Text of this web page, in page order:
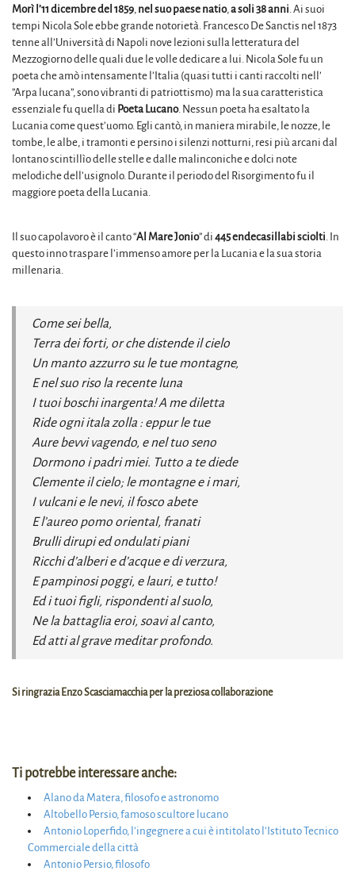
Morì l’11 dicembre del 1859, nel suo paese natio, a soli 38 anni . Ai suoi
tempi Nicola Sole ebbe grande notorietà. Francesco De Sanctis nel 1873
tenne all’Università di Napoli nove lezioni sulla letteratura del
Mezzogiorno delle quali due le volle dedicare a lui. Nicola Sole fu un
poeta che amò intensamente l’Italia (quasi tutti i canti raccolti nell’
”Arpa lucana”, sono vibranti di patriottismo) ma la sua caratteristica
essenziale fu quella di Poeta Lucano. Nessun poeta ha esaltato la
Lucania come quest’uomo. Egli cantò, in maniera mirabile, le nozze, le
tombe, le albe, i tramonti e persino i silenzi notturni, resi più arcani dal
lontano scintillìo delle stelle e dalle malinconiche e dolci note
melodiche dell’usignolo. Durante il periodo del Risorgimento fu il
maggiore poeta della Lucania.
Il suo capolavoro è il canto “Al Mare Jonio” di 445 endecasillabi sciolti . In
questo inno traspare l’immenso amore per la Lucania e la sua storia
millenaria.
Come sei bella,
Terra dei forti, or che distende il cielo
Un manto azzurro su le tue montagne,
E nel suo riso la recente luna
I tuoi boschi inargenta! A me diletta
Ride ogni itala zolla : eppur le tue
Aure bevvi vagendo, e nel tuo seno
Dormono i padri miei. Tutto a te diede
Clemente il cielo; le montagne e i mari,
I vulcani e le nevi, il fosco abete
E l’aureo pomo oriental, franati
Brulli dirupi ed ondulati piani
Ricchi d’alberi e d’acque e di verzura,
E pampinosi poggi, e lauri, e tutto!
Ed i tuoi figli, rispondenti al suolo,
Ne la battaglia eroi, soavi al canto,
Ed atti al grave meditar profondo.
Si ringrazia Enzo Scasciamacchia per la preziosa collaborazione
Ti potrebbe interessare anche:
Alano da Matera, filosofo e astronomo
Altobello Persio, famoso scultore lucano
Antonio Loperfido, l’ingegnere a cui è intitolato l’Istituto Tecnico
Commerciale della città
Antonio Persio, filosofo